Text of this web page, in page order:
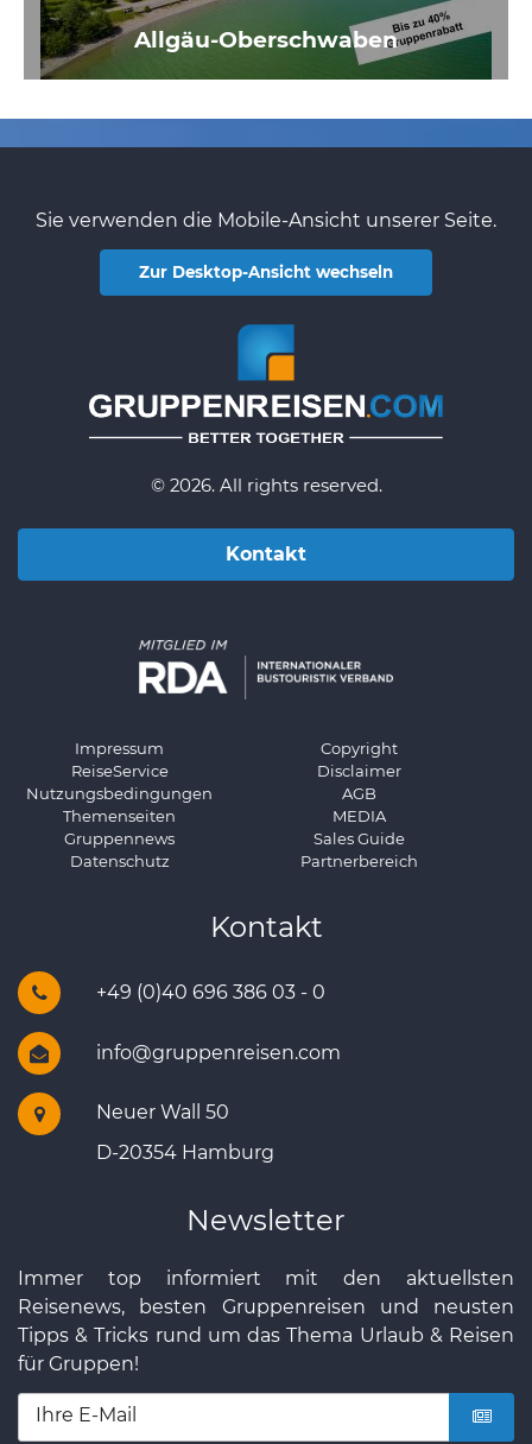
Allgäu-Oberschwaben
Sie verwenden die Mobile-Ansicht unserer Seite.
Zur Desktop-Ansicht wechseln
© 2026. All rights reserved.
Kontakt
Impressum
ReiseService
Nutzungsbedingungen
Themenseiten
Gruppennews
Datenschutz
Copyright
Disclaimer
AGB
MEDIA
Sales Guide
Partnerbereich
Kontakt
+49 (0)40 696 386 03 - 0
info@gruppenreisen.com
Neuer Wall 50
D-20354 Hamburg
Newsletter
Immer top informiert mit den aktuellsten
Reisenews, besten Gruppenreisen und neusten
Tipps & Tricks rund um das Thema Urlaub & Reisen
für Gruppen!